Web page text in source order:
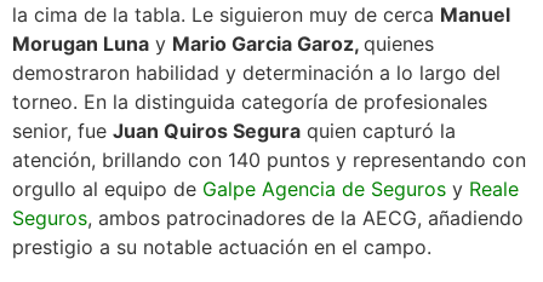
la cima de la tabla. Le siguieron muy de cerca Manuel
Morugan Luna y Mario Garcia Garoz, quienes
demostraron habilidad y determinación a lo largo del
torneo. En la distinguida categoría de profesionales
senior, fue Juan Quiros Segura quien capturó la
atención, brillando con 140 puntos y representando con
orgullo al equipo de Galpe Agencia de Seguros y Reale
Seguros, ambos patrocinadores de la AECG, añadiendo
prestigio a su notable actuación en el campo.